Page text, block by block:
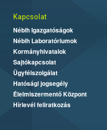
Kapcsolat
Nébih Igazgatóságok
Nébih Laboratóriumok
Kormányhivatalok
Sajtókapcsolat
Ügyfélszolgálat
Hatósági jogsegély
Élelmiszermentő Központ
Hírlevél feliratkozás